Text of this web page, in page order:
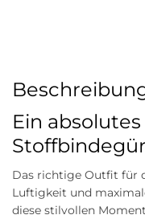
Ein
Das richtige Outfit für
Luftigkeit und
diese stilvollen